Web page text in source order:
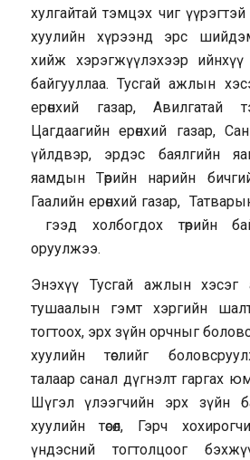
хулгайтай тэмцэх чиг
хуулийн хүрээнд эрс
хийж хэрэгжүүлэхээр
байгууллаа. Тусгай ажлын
ерөнхий газар, Авилгатай
Цагдаагийн ерөнхий газар,
үйлдвэр, эрдэс баялгийн
яамдын Төрийн нарийн
Гаалийн ерөнхий газар,
гээд холбогдох төрийн
оруулжээ.
Энэхүү Тусгай ажлын хэсэг
тушаалын гэмт хэргийн
тогтоох, эрх зүйн орчныг
хуулийн төслийг
талаар санал дүгнэлт гаргах
Шүгэл үлээгчийн эрх зүйн
хуулийн төсөл, Гэрч
үндэсний тогтолцоог